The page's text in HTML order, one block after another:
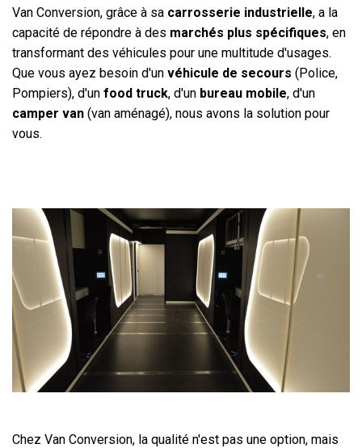
Van Conversion, grâce à sa carrosserie industrielle, a la
capacité de répondre à des marchés plus spécifiques, en
transformant des véhicules pour une multitude d'usages.
Que vous ayez besoin d'un véhicule de secours (Police,
Pompiers), d'un food truck, d'un bureau mobile, d'un
camper van (van aménagé), nous avons la solution pour
vous.
Chez Van Conversion, la qualité n'est pas une option, mais